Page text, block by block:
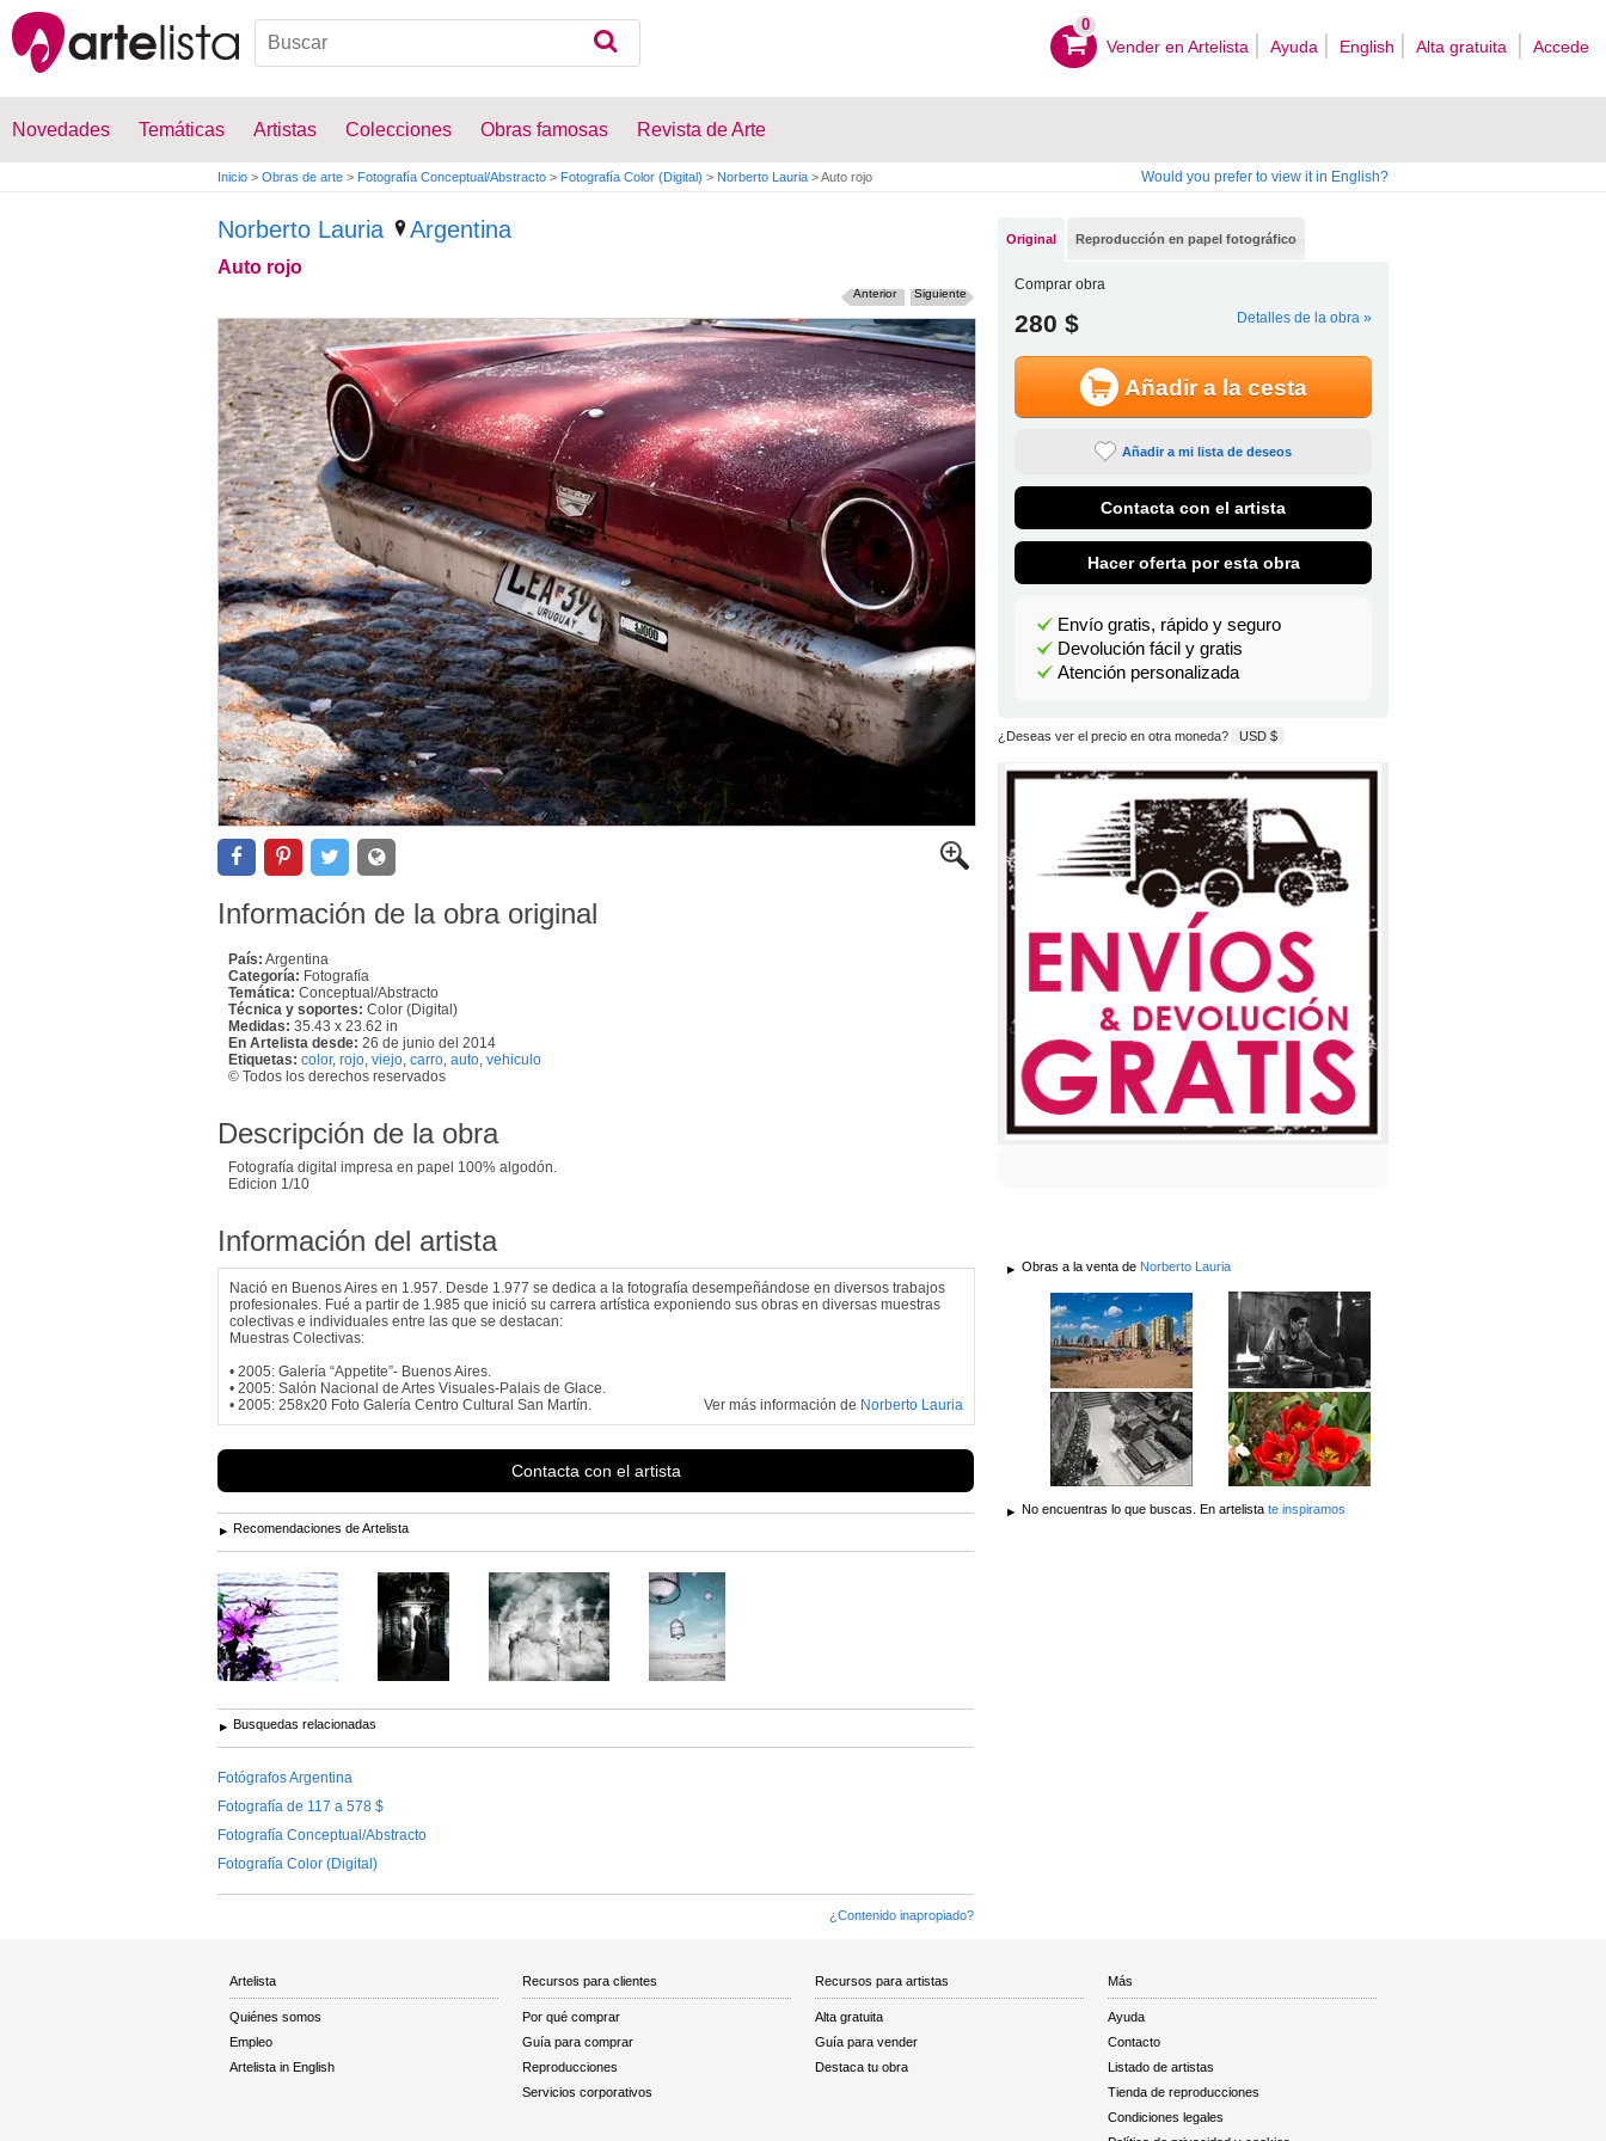
0
Vender en Artelista Ayuda English Alta gratuita Accede
Novedades Temáticas Artistas Colecciones Obras famosas Revista de Arte
Inicio > Obras de arte > Fotografía Conceptual/Abstracto > Fotografía Color (Digital) > Norberto Lauria >Auto rojo Would you prefer to view it in English?
Norberto Lauria Argentina
Auto rojo
Siguiente
Anterior
Información de la obra original
País: Argentina
Categoría: Fotografía
Temática: Conceptual/Abstracto
Técnica y soportes: Color (Digital)
Medidas: 35.43 x 23.62 in
En Artelista desde: 26 de junio del 2014
Etiquetas: color, rojo viejo carro auto vehiculo
© Todos los derechos reservados
Descripción de la obra
Fotografía digital impresa en papel 100% algodón.
Edicion 1/10
Información del artista
Nació en Buenos Aires en 1.957. Desde 1.977 se dedica a la fotografía desempeñándose en diversos trabajos
profesionales. Fué a partir de 1.985 que inició su carrera artística exponiendo sus obras en diversas muestras
colectivas e individuales entre las que se destacan:
Muestras Colectivas:
• 2005: Galería “Appetite”- Buenos Aires.
• 2005: Salón Nacional de Artes Visuales-Palais de Glace.
• 2005: 258x20 Foto Galería Centro Cultural San Martín.
Ver más información de Norberto Lauria
Contacta con el artista
Recomendaciones de Artelista
Busquedas relacionadas
Fotógrafos Argentina
Fotografía de 117 a 578 $
Fotografía Conceptual/Abstracto
Fotografía Color (Digital)
¿Contenido inapropiado?
Original Reproducción en papel fotográfico
Comprar obra
280 $ Detalles de la obra »
Añadir a la cesta
Añadir a mi lista de deseos
Contacta con el artista
Hacer oferta por esta obra
Envío gratis, rápido y seguro
Devolución fácil y gratis
Atención personalizada
¿Deseas ver el precio en otra moneda? USD $
Obras a la venta de Norberto Lauria
No encuentras lo que buscas. En artelista te inspiramos
Artelista
Quiénes somos
Empleo
Artelista in English
Recursos para clientes
Por qué comprar
Guía para comprar
Reproducciones
Servicios corporativos
Recursos para artistas
Alta gratuita
Guía para vender
Destaca tu obra
Más
Ayuda
Contacto
Listado de artistas
Tienda de reproducciones
Condiciones legales